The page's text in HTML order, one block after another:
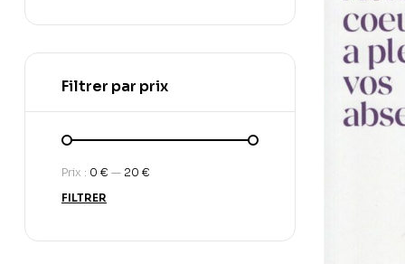
Filtrer par prix
FILTRER
Prix : 0 € — 20 €